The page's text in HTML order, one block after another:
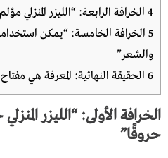
4 الخرافة الرابعة: “الليزر المنزلي
5 الخرافة الخامسة: “يمكن
والشعر”
6 الحقيقة النهائية: المعرفة هي
الخرافة الأولى: “الليزر
حروقًا”